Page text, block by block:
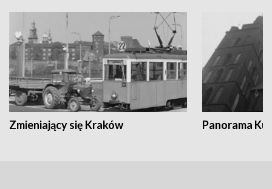
Zmieniający się Kraków Panorama